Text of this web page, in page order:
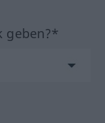
geben?*